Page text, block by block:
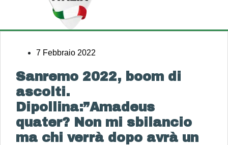
7 Febbraio 2022
Sanremo 2022, boom di
ascolti.
Dipollina:”Amadeus
quater? Non mi sbilancio
ma chi verrà dopo avrà un